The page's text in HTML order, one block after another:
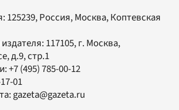
125239, Россия, Москва, Коптевская
117105, г. Москва,
д.9, стр.1
+7 (495) 785-00-12
01
gazeta@gazeta.ru